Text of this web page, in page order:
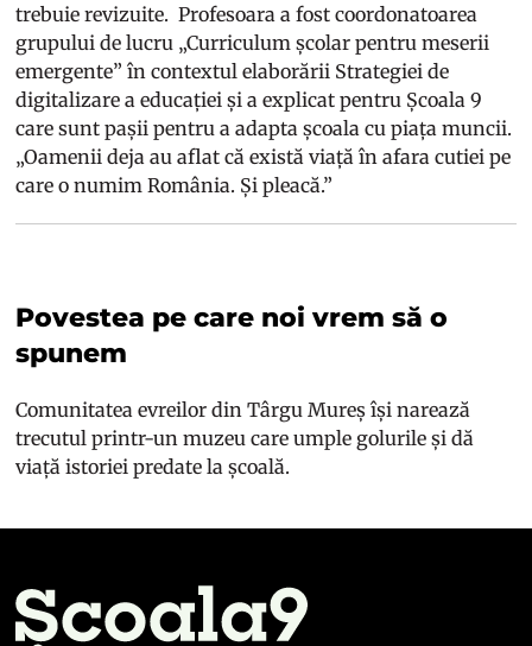
trebuie revizuite. Profesoara a fost coordonatoarea
grupului de lucru „Curriculum școlar pentru meserii
emergente” în contextul elaborării Strategiei de
digitalizare a educației și a explicat pentru Școala 9
care sunt pașii pentru a adapta școala cu piața muncii.
„Oamenii deja au aflat că există viață în afara cutiei pe
care o numim România. Și pleacă.”
Povestea pe care noi vrem să o
spunem
Comunitatea evreilor din Târgu Mureș își narează
trecutul printr-un muzeu care umple golurile și dă
viață istoriei predate la școală.